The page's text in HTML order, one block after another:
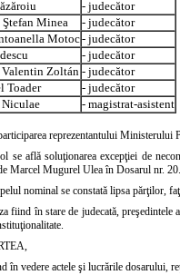
- judecător
Minea
- judecător
Motoc- judecător
- judecător
Valentin Zoltán - judecător
Toader
- judecător
- magistrat-asistent
reprezentantului Ministerului
se află soluţionarea excepţiei de
Marcel Mugurel Ulea în Dosarul nr.
nominal se constată lipsa părţilor,
fiind în stare de judecată,
în vedere actele şi lucrările dosarului,